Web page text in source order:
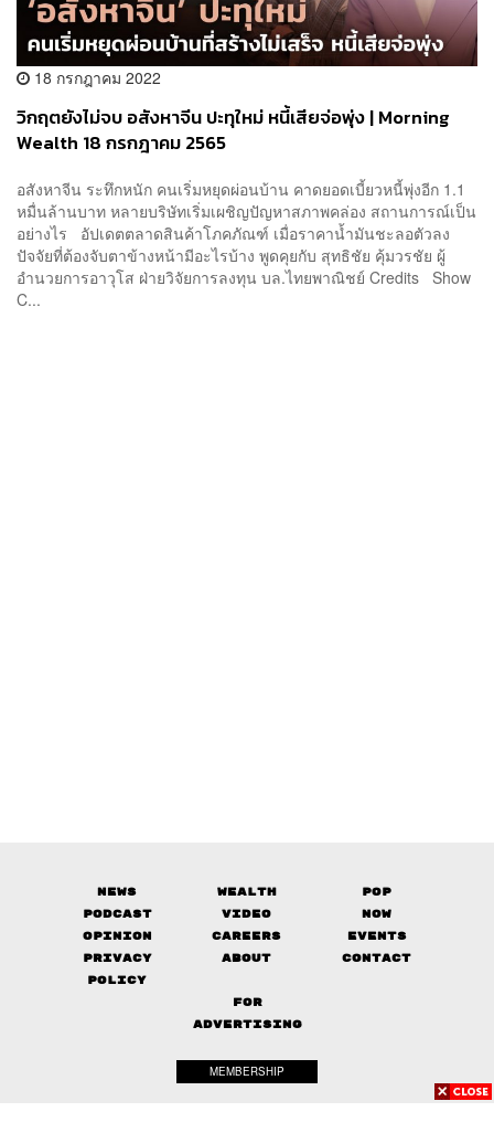
18 กรกฎาคม 2022
วิกฤตยังไม่จบ อสังหาจีน ปะทุใหม่ หนี้เสียจ่อพุ่ง | Morning
Wealth 18 กรกฎาคม 2565
อสังหาจีน ระทึกหนัก คนเริ่มหยุดผ่อนบ้าน คาดยอดเบี้ยวหนี้พุ่งอีก 1.1
หมื่นล้านบาท หลายบริษัทเริ่มเผชิญปัญหาสภาพคล่อง สถานการณ์เป็น
อย่างไร อัปเดตตลาดสินค้าโภคภัณฑ์ เมื่อราคาน้ำมันชะลอตัวลง
ปัจจัยที่ต้องจับตาข้างหน้ามีอะไรบ้าง พูดคุยกับ สุทธิชัย คุ้มวรชัย ผู้
อำนวยการอาวุโส ฝ่ายวิจัยการลงทุน บล.ไทยพาณิชย์ Credits Show
C...
News Wealth
Pop
Podcast
Video
Now
Opinion
Careers
Events
Privacy
Policy
About Contact
FOR
ADVERTISING
MEMBERSHIP